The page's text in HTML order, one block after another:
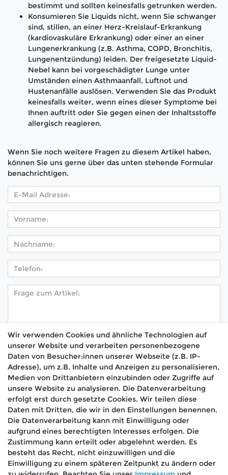
bestimmt und sollten keinesfalls getrunken werden.
Konsumieren Sie Liquids nicht, wenn Sie schwanger
sind, stillen, an einer Herz-Kreislauf-Erkrankung
(kardiovaskuläre Erkrankung) oder einer an einer
Lungenerkrankung (z.B. Asthma, COPD, Bronchitis,
Lungenentzündung) leiden. Der freigesetzte Liquid-
Nebel kann bei vorgeschädigter Lunge unter
Umständen einen Asthmaanfall, Luftnot und
Hustenanfälle auslösen. Verwenden Sie das Produkt
keinesfalls weiter, wenn eines dieser Symptome bei
Ihnen auftritt oder Sie gegen einen der Inhaltsstoffe
allergisch reagieren.
Wenn Sie noch weitere Fragen zu diesem Artikel haben,
können Sie uns gerne über das unten stehende Formular
benachrichtigen.
Hiermit bestätige ich, dass ich dieDaten­schutz­
erklärung gelesen habe. *
Absenden
🚚 Schneller Versand
📦 Kostenloser Versand ab 75 €
📞 Kostenlose Beratung per Telefon &
Wir verwenden Cookies und ähnliche Technologien auf
unserer Website und verarbeiten personenbezogene
Daten von Besucher:innen unserer Webseite (z.B. IP-
Adresse), um z.B. Inhalte und Anzeigen zu personalisieren,
Medien von Drittanbietern einzubinden oder Zugriffe auf
unsere Website zu analysieren. Die Datenverarbeitung
erfolgt erst durch gesetzte Cookies. Wir teilen diese
Daten mit Dritten, die wir in den Einstellungen benennen.
Die Datenverarbeitung kann mit Einwilligung oder
aufgrund eines berechtigten Interesses erfolgen. Die
Zustimmung kann erteilt oder abgelehnt werden. Es
besteht das Recht, nicht einzuwilligen und die
Einwilligung zu einem späteren Zeitpunkt zu ändern oder